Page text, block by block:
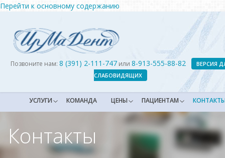
Перейти к основному содержанию
Позвоните нам: 8 (391) 2-111-747или 8-913-555-88-82
ВЕРСИЯ
СЛАБОВИДЯЩИХ
УСЛУГИ КОМАНДА ЦЕНЫ ПАЦИЕНТАМ
Контакты